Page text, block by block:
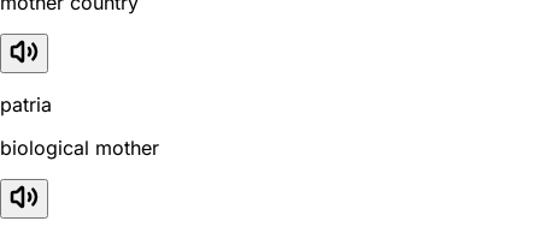
patria
biological mother